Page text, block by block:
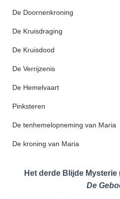
De Doornenkroning
De Kruisdraging
De Kruisdood
De Verrijzenis
De Hemelvaart
Pinksteren
De tenhemelopneming van Maria
De kroning van Maria
Het derde Blijde
De